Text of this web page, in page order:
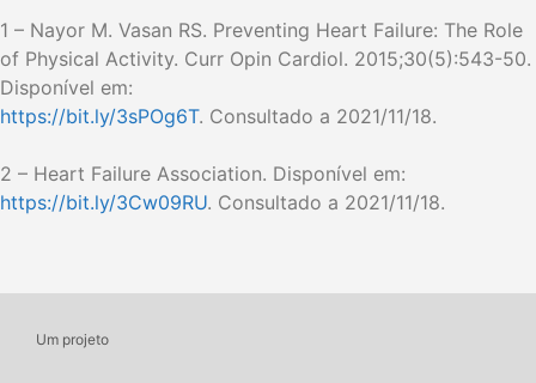
1 – Nayor M. Vasan RS. Preventing Heart Failure: The Role
of Physical Activity. Curr Opin Cardiol. 2015;30(5):543-50.
Disponível em:
https://bit.ly/3sPOg6T. Consultado a 2021/11/18.
2 – Heart Failure Association. Disponível em:
https://bit.ly/3Cw09RU. Consultado a 2021/11/18.
Um projeto